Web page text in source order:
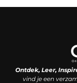
Ontdek, Leer,
vind je een